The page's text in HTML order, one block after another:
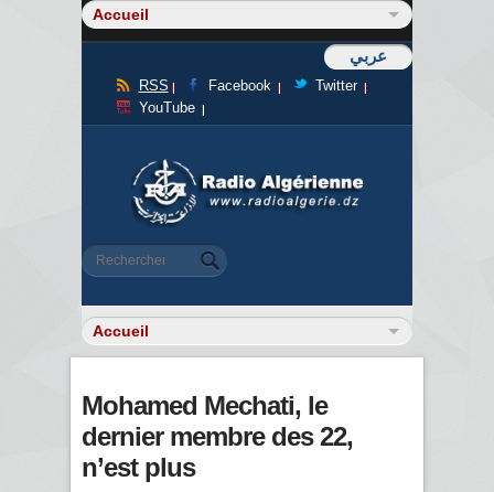
عربي
RSS Facebook
Twitter
YouTube
Formulaire de recherche
Rechercher
Mohamed Mechati, le
dernier membre des 22,
n’est plus